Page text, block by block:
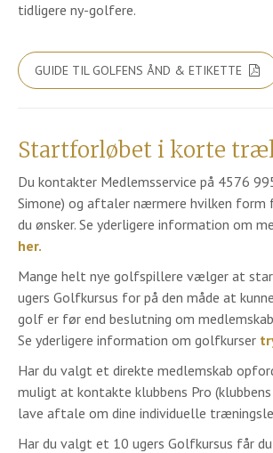
tidligere ny-golfere.
GUIDE TIL GOLFENS ÅND & ETIKETTE
Startforløbet i korte
Du kontakter Medlemsservice på 4576
Simone) og aftaler nærmere hvilken form
du ønsker. Se yderligere information om
her.
Mange helt nye golfspillere vælger at
ugers Golfkursus for på den måde at
golf er før end beslutning om
Se yderligere information om golfkurser
Har du valgt et direkte medlemskab
muligt at kontakte klubbens Pro
lave aftale om dine individuelle
Har du valgt et 10 ugers Golfkursus får